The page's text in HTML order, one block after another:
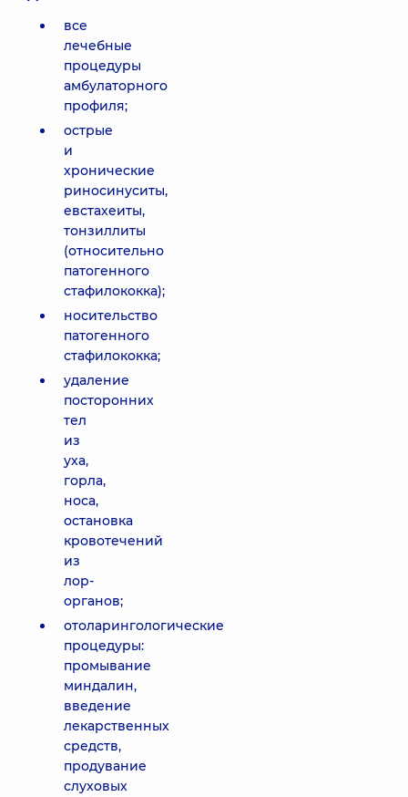
все
лечебные
процедуры
амбулаторного
профиля;
острые
и
хронические
риносинуситы,
евстахеиты,
тонзиллиты
(относительно
патогенного
стафилококка);
носительство
патогенного
стафилококка;
удаление
посторонних
тел
из
уха,
горла,
носа,
остановка
кровотечений
из
лор-
органов;
отоларингологические
процедуры:
промывание
миндалин,
введение
лекарственных
средств,
продувание
слуховых